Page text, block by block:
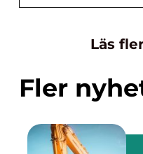
Läs
Fler